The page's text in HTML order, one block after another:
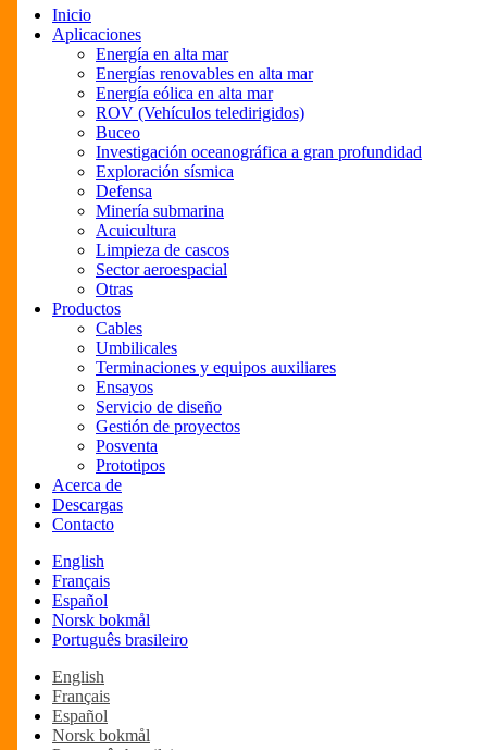
Close
Menu
Inicio
Aplicaciones
Energía en alta mar
Energías renovables en alta mar
Energía eólica en alta mar
ROV (Vehículos teledirigidos)
Buceo
Investigación oceanográfica a gran profundidad
Exploración sísmica
Defensa
Minería submarina
Acuicultura
Limpieza de cascos
Sector aeroespacial
Otras
Productos
Cables
Umbilicales
Terminaciones y equipos auxiliares
Ensayos
Servicio de diseño
Gestión de proyectos
Posventa
Prototipos
Acerca de
Descargas
Contacto
English
Français
Español
Norsk bokmål
Português brasileiro
English
Français
Español
Norsk bokmål